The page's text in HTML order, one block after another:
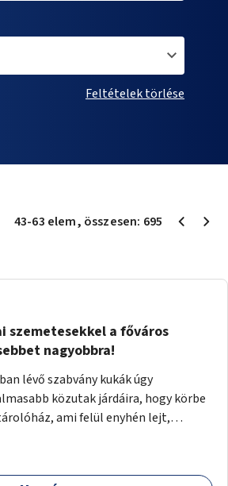
Feltételek törlése
43-63 elem, összesen: 695
szemetesekkel a főváros
nagyobbra!
lévő szabvány kukák úgy
közutak járdáira, hogy körbe
ami felül enyhén lejt,
kerülnek a tárolóba, így a bedobott